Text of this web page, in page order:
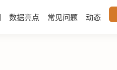
数据亮点 常见问题 动态